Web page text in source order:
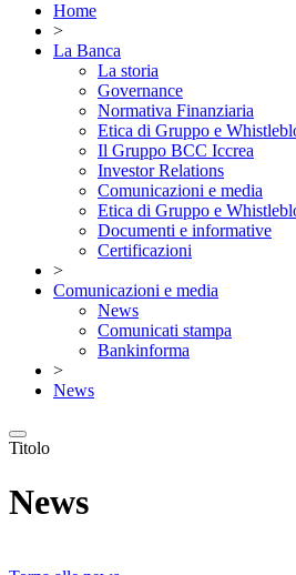
Home
>
La Banca
La storia
Governance
Normativa Finanziaria
Etica di Gruppo e
Il Gruppo BCC Iccrea
Investor Relations
Comunicazioni e media
Etica di Gruppo e
Documenti e informative
Certificazioni
>
Comunicazioni e media
News
Comunicati stampa
Bankinforma
>
News
Titolo
News